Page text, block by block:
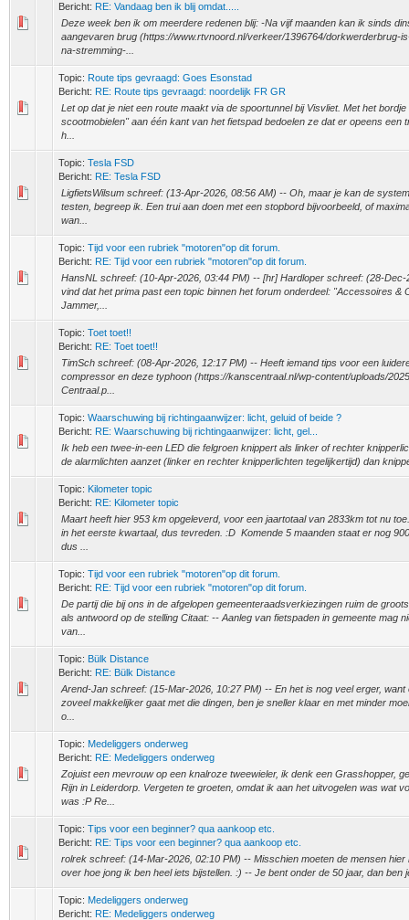
Bericht: RE: Vandaag ben ik blij omdat.....
Deze week ben ik om meerdere redenen blij: -Na vijf maanden kan ik sinds
aangevaren brug (https://www.rtvnoord.nl/verkeer/1396764/dorkwerderbrug-
na-stremming-...
Topic: Route tips gevraagd: Goes Esonstad
Bericht: RE: Route tips gevraagd: noordelijk FR GR
Let op dat je niet een route maakt via de spoortunnel bij Visvliet. Met het
scootmobielen" aan één kant van het fietspad bedoelen ze dat er opeens een
h...
Topic: Tesla FSD
Bericht: RE: Tesla FSD
LigfietsWilsum schreef: (13-Apr-2026, 08:56 AM) -- Oh, maar je kan de
testen, begreep ik. Een trui aan doen met een stopbord bijvoorbeeld, of
wan...
Topic: Tijd voor een rubriek "motoren"op dit forum.
Bericht: RE: Tijd voor een rubriek "motoren"op dit forum.
HansNL schreef: (10-Apr-2026, 03:44 PM) -- [hr] Hardloper schreef: (28-
vind dat het prima past een topic binnen het forum onderdeel: "Accessoires &
Jammer,...
Topic: Toet toet!!
Bericht: RE: Toet toet!!
TimSch schreef: (08-Apr-2026, 12:17 PM) -- Heeft iemand tips voor een
compressor en deze typhoon (https://kanscentraal.nl/wp-content/uploads/
Centraal.p...
Topic: Waarschuwing bij richtingaanwijzer: licht, geluid of beide ?
Bericht: RE: Waarschuwing bij richtingaanwijzer: licht, gel...
Ik heb een twee-in-een LED die felgroen knippert als linker of rechter
de alarmlichten aanzet (linker en rechter knipperlichten tegelijkertijd) dan
Topic: Kilometer topic
Bericht: RE: Kilometer topic
Maart heeft hier 953 km opgeleverd, voor een jaartotaal van 2833km tot nu
in het eerste kwartaal, dus tevreden. :D Komende 5 maanden staat er nog
dus ...
Topic: Tijd voor een rubriek "motoren"op dit forum.
Bericht: RE: Tijd voor een rubriek "motoren"op dit forum.
De partij die bij ons in de afgelopen gemeenteraadsverkiezingen ruim de
als antwoord op de stelling Citaat: -- Aanleg van fietspaden in gemeente mag
van...
Topic: Bülk Distance
Bericht: RE: Bülk Distance
Arend-Jan schreef: (15-Mar-2026, 10:27 PM) -- En het is nog veel erger, want
zoveel makkelijker gaat met die dingen, ben je sneller klaar en met minder
o...
Topic: Medeliggers onderweg
Bericht: RE: Medeliggers onderweg
Zojuist een mevrouw op een knalroze tweewieler, ik denk een Grasshopper,
Rijn in Leiderdorp. Vergeten te groeten, omdat ik aan het uitvogelen was wat
was :P Re...
Topic: Tips voor een beginner? qua aankoop etc.
Bericht: RE: Tips voor een beginner? qua aankoop etc.
rolrek schreef: (14-Mar-2026, 02:10 PM) -- Misschien moeten de mensen hier
over hoe jong ik ben heel iets bijstellen. :) -- Je bent onder de 50 jaar, dan ben
Topic: Medeliggers onderweg
Bericht: RE: Medeliggers onderweg